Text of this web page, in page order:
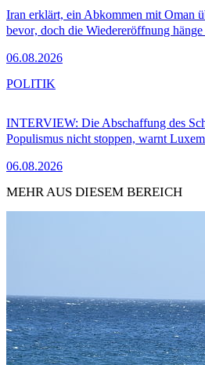
Iran erklärt, ein Abkommen mit Oman
bevor, doch die Wiedereröffnung
06.08.2026
INTERVIEW: Die Abschaffung des
Populismus nicht stoppen, warnt
06.08.2026
POLITIK
MEHR AUS DIESEM BEREICH